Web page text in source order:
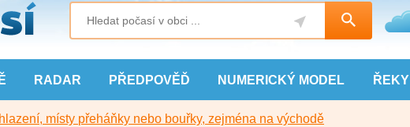
RADAR PŘEDPOVĚĎ NUMERICKÝ MODEL ŘEKY
místy přeháňky nebo bouřky, zejména na východě